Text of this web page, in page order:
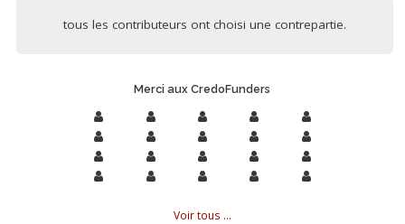
tous les contributeurs ont choisi une contrepartie.
Merci aux CredoFunders
Voir tous ...